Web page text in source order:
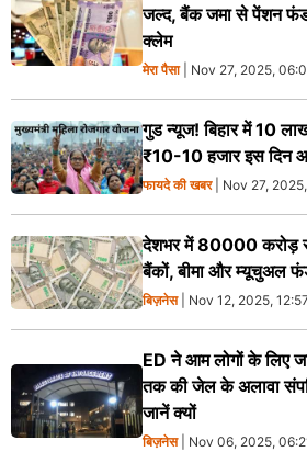
जल्द, बैंक जमा से पेंशन
क्लेम
मेरा पैसा| Nov 27, 2025,
गुड न्यूज! बिहार में 10
₹10-10 हजार इस दिन
फायदे की खबर| Nov 27,
देशभर में 80000 करोड़
बैंकों, बीमा और म्यूचुअल
बिज़नेस| Nov 12, 2025,
ED ने आम लोगों के लिए
तक की जेल के अलावा
जानें क्यों
बिज़नेस| Nov 06, 2025,